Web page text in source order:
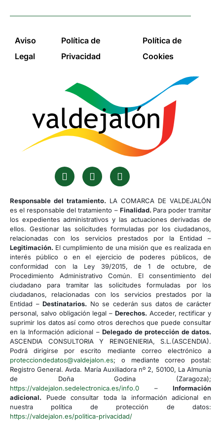
Aviso
Legal
Política de
Privacidad
Política de
Cookies
Responsable del tratamiento. LA COMARCA DE VALDEJALÓN
es el responsable del tratamiento – Finalidad. Para poder tramitar
los expedientes administrativos y las actuaciones derivadas de
ellos. Gestionar las solicitudes formuladas por los ciudadanos,
relacionadas con los servicios prestados por la Entidad –
Legitimación. El cumplimiento de una misión que es realizada en
interés público o en el ejercicio de poderes públicos, de
conformidad con la Ley 39/2015, de 1 de octubre, de
Procedimiento Administrativo Común. El consentimiento del
ciudadano para tramitar las solicitudes formuladas por los
ciudadanos, relacionadas con los servicios prestados por la
Entidad –Destinatarios. No se cederán sus datos de carácter
personal, salvo obligación legal – Derechos.Acceder, rectificar y
suprimir los datos así como otros derechos que puede consultar
en la Información adicional –Delegado de protección de datos.
ASCENDIA CONSULTORIA Y REINGENIERIA, S.L.(ASCENDIA).
Podrá dirigirse por escrito mediante correo electrónico a
protecciondedatos@valdejalon.es; o mediante correo postal:
Registro General. Avda. María Auxiliadora nº 2, 50100, La Almunia
de Doña Godina (Zaragoza);
https://valdejalon.sedelectronica.es/info.0 – Información
adicional. Puede consultar toda la información adicional en
nuestra política de protección de datos:
https://valdejalon.es/politica-privacidad/